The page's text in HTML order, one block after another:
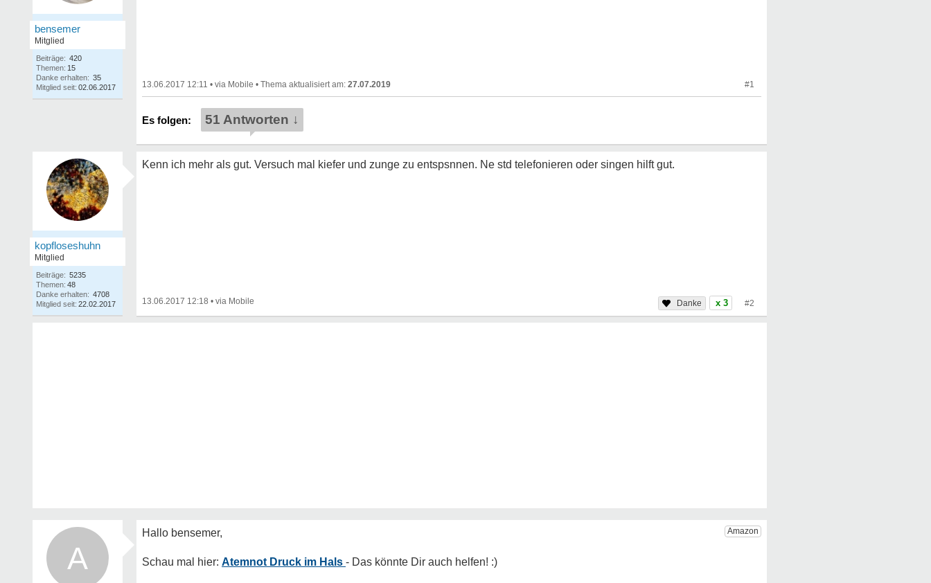
bensemer
Mitglied
Beiträge: 420
Themen: 15
Danke erhalten: 35
Mitglied seit: 02.06.2017 13.06.2017 12:11 • • 27.07.2019 #1
51 Antworten ↓
kopfloseshuhn
Mitglied
Beiträge: 5235
Themen: 48
Danke erhalten: 4708
Mitglied seit: 22.02.2017
Kenn ich mehr als gut. Versuch mal kiefer und zunge zu entspsnnen. Ne std telefonieren oder singen hilft gut.
13.06.2017 12:18 • x 3 #2
A Atemnot Druck im Hals